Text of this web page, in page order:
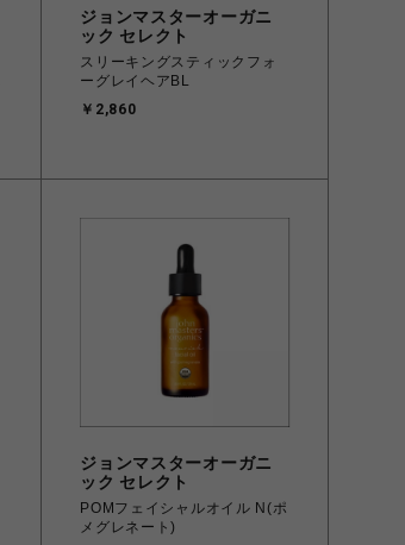
ジョンマスターオーガニ
ック セレクト
スリーキングスティックフォ
ーグレイヘアBL
￥2,860
ジョンマスターオーガニ
ック セレクト
POMフェイシャルオイル N(ポ
メグレネート)